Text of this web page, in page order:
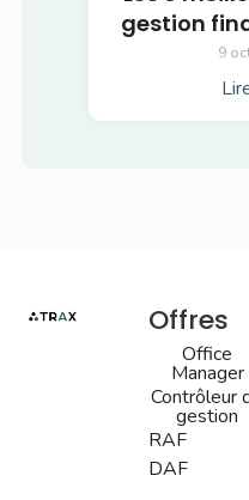
gestion
9
Offres
Office
Manager
Contrôleur
gestion
RAF
DAF